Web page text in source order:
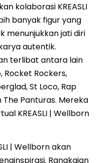
kolaborasi KREASLI
banyak figur yang
menunjukkan jati diri
autentik.
terlibat antara lain
Rocket Rockers,
St Loco, Rap
The Panturas. Mereka
KREASLI | Wellborn
| Wellborn akan
Rangkaian